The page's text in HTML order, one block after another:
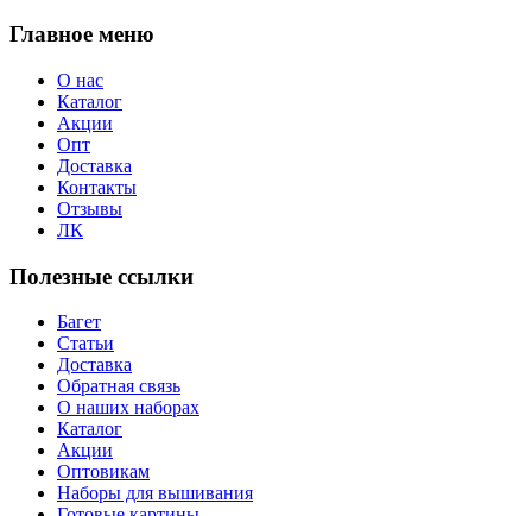
Главное меню
О нас
Каталог
Акции
Опт
Доставка
Контакты
Отзывы
ЛК
Полезные ссылки
Багет
Статьи
Доставка
Обратная связь
О наших наборах
Каталог
Акции
Оптовикам
Наборы для вышивания